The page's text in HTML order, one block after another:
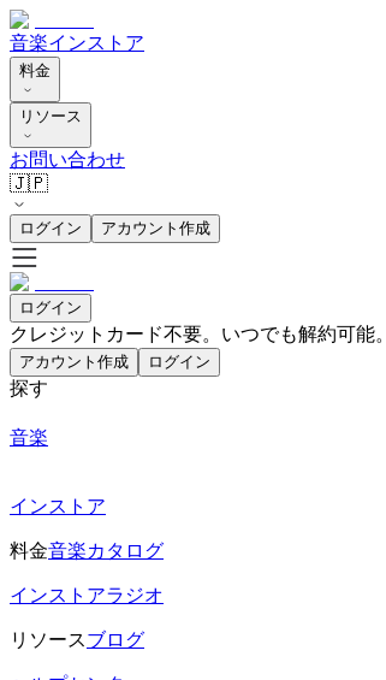
音楽インストア
料金
リソース
お問い合わせ
🇯🇵
ログイン アカウント作成
ログイン
クレジットカード不要。いつでも解約可能。
アカウント作成 ログイン
探す
音楽
インストア
料金音楽カタログ
インストアラジオ
リソースブログ